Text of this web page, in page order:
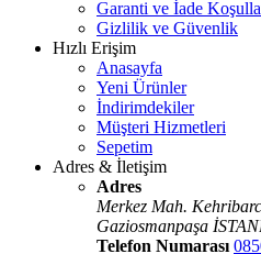
Garanti ve İade
Gizlilik ve Güvenlik
Hızlı Erişim
Anasayfa
Yeni Ürünler
İndirimdekiler
Müşteri Hizmetleri
Sepetim
Adres & İletişim
Adres
Merkez Mah.
Gaziosmanpaşa
Telefon Numarası